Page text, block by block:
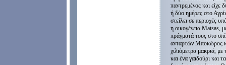
παντρεμένος και είχε
ή δύο ημέρες στο
στείλει σε περιοχές
η οικογένεια Matsas,
πράγματά τους στο
ανταρτών Μποκώρος
χιλιόμετρα μακριά,
και ένα γαϊδούρι και